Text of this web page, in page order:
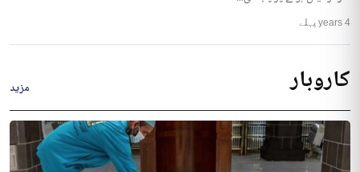
4 years پہلے
کاروبار مزید